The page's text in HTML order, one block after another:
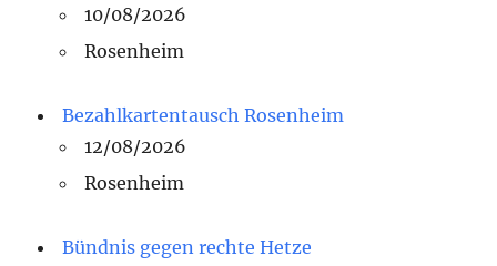
10/08/2026
Rosenheim
Bezahlkartentausch Rosenheim
12/08/2026
Rosenheim
Bündnis gegen rechte Hetze